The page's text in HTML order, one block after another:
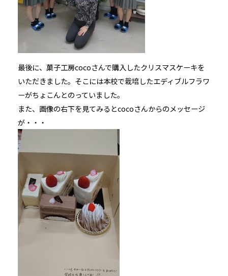
最後に、菓子工房cocoさんで購入したクリスマスケーキを
いただきました。そこには本校で栽培したエディブルフラワ
ーがちょこんとのっていました。
また、画像の右下を見てみるとcocoさんからのメッセージ
が・・・